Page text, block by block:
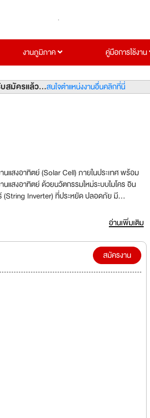
งานภูมิภาค คู่มือการใช้งาน
สมัครแล้ว...สนใจตำแหน่งงานอื่นคลิกที่นี่
สงอาทิตย์ (Solar Cell) ภายในประเทศ พร้อม
แสงอาทิตย์ ด้วยนวัตกรรมใหม่ระบบไมโคร อิน
(String Inverter) ที่ประหยัด ปลอดภัย มี
อ่านเพิ่มเติม
สมัครงาน